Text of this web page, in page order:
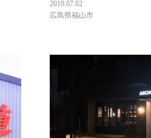
2019.07.02
広島県福山市